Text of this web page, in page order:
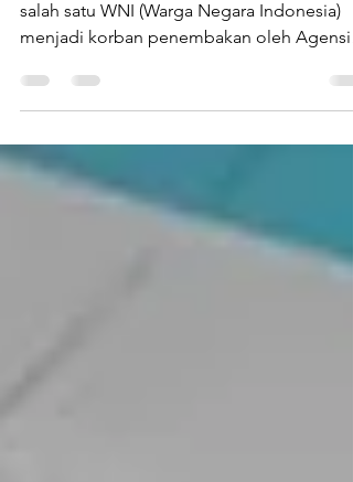
Beberapa waktu lalu kita sudah dikabarkan
salah satu WNI (Warga Negara Indonesia)
menjadi korban penembakan oleh Agensi